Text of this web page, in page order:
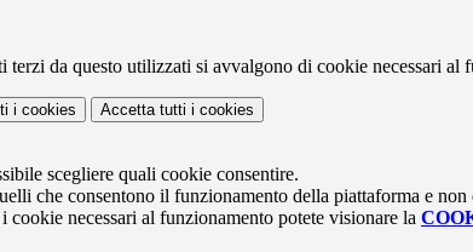
terzi da questo utilizzati si avvalgono di cookie necessari
i cookies Accetta tutti i cookies
scegliere quali cookie consentire.
che consentono il funzionamento della piattaforma e
cookie necessari al funzionamento potete visionare la